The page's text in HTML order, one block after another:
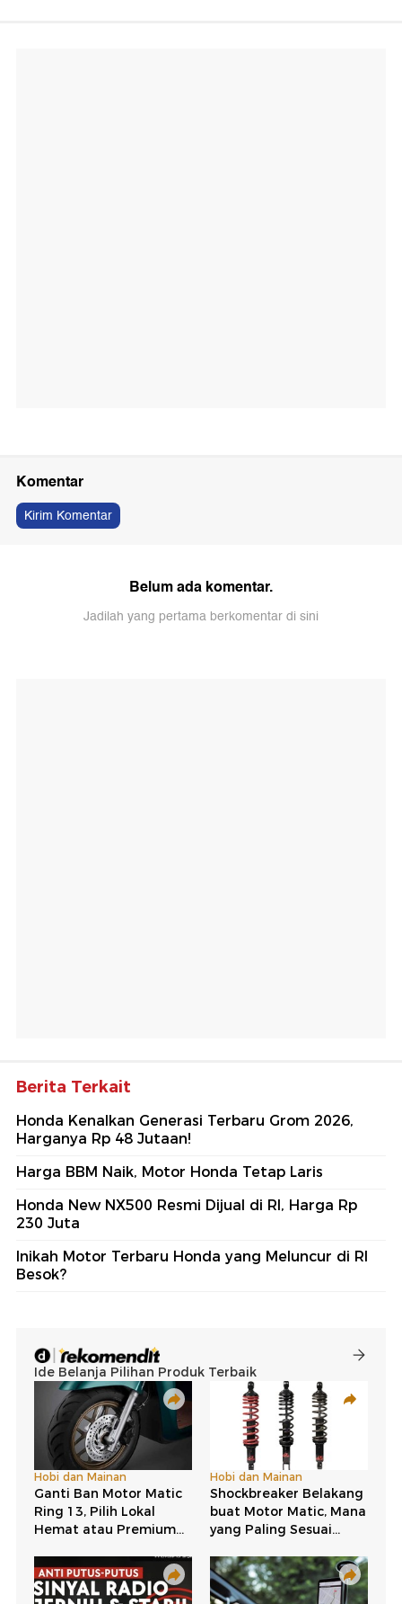
Komentar
Kirim Komentar
Belum ada komentar.
Jadilah yang pertama berkomentar di sini
Berita Terkait
Honda Kenalkan Generasi Terbaru Grom 2026,
Harganya Rp 48 Jutaan!
Harga BBM Naik, Motor Honda Tetap Laris
Honda New NX500 Resmi Dijual di RI, Harga Rp
230 Juta
Inikah Motor Terbaru Honda yang Meluncur di RI
Besok?